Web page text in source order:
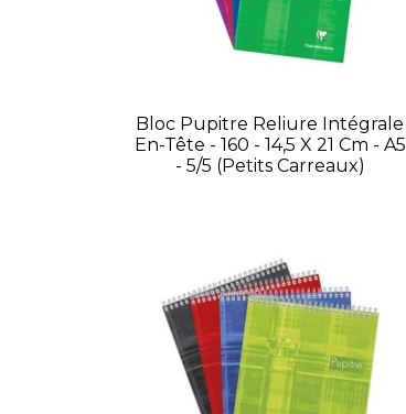
Bloc Pupitre Reliure Intégrale
En-Tête - 160 - 14,5 X 21 Cm - A5
- 5/5 (petits Carreaux)